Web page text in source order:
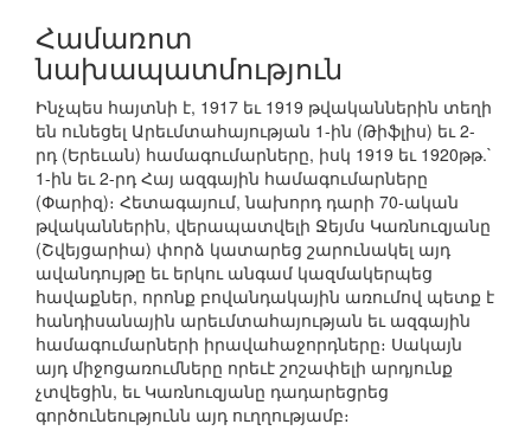
Համառոտ
նախապատմություն
Ինչպես հայտնի է, 1917 եւ 1919 թվականներին տեղի
են ունեցել Արեւմտահայության 1-ին (Թիֆլիս) եւ 2-
րդ (Երեւան) համագումարները, իսկ 1919 եւ 1920թթ.`
1-ին եւ 2-րդ Հայ ազգային համագումարները
(Փարիզ)։ Հետագայում, նախորդ դարի 70-ական
թվականներին, վերապատվելի Ջեյմս Կառնուզյանը
(Շվեյցարիա) փորձ կատարեց շարունակել այդ
ավանդույթը եւ երկու անգամ կազմակերպեց
հավաքներ, որոնք բովանդակային առումով պետք է
հանդիսանային արեւմտահայության եւ ազգային
համագումարների իրավահաջորդները։ Սակայն
այդ միջոցառումները որեւէ շոշափելի արդյունք
չտվեցին, եւ Կառնուզյանը դադարեցրեց
գործունեությունն այդ ուղղությամբ։